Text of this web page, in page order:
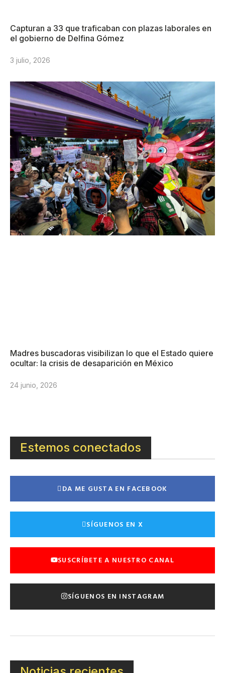
Capturan a 33 que traficaban con plazas laborales en
el gobierno de Delfina Gómez
3 julio, 2026
Madres buscadoras visibilizan lo que el Estado quiere
ocultar: la crisis de desaparición en México
24 junio, 2026
Estemos conectados
DA ME GUSTA EN FACEBOOK
SÍGUENOS EN X
SUSCRÍBETE A NUESTRO CANAL
SÍGUENOS EN INSTAGRAM